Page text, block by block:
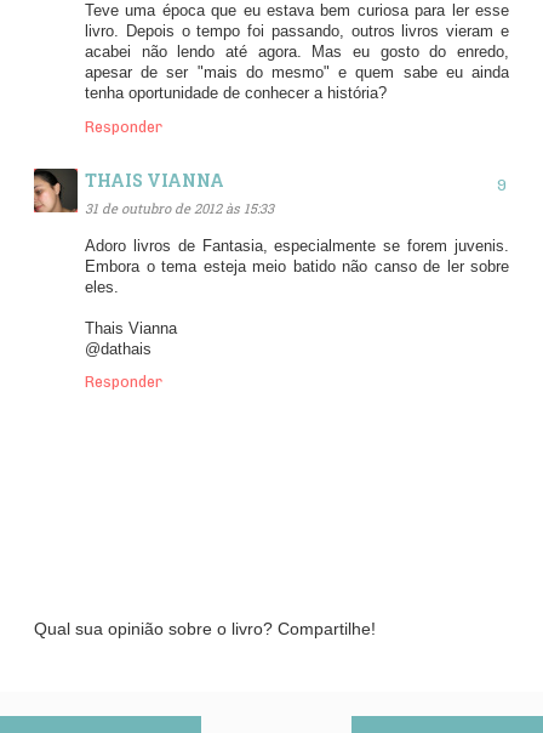
Teve uma época que eu estava bem curiosa para ler esse
livro. Depois o tempo foi passando, outros livros vieram e
acabei não lendo até agora. Mas eu gosto do enredo,
apesar de ser "mais do mesmo" e quem sabe eu ainda
tenha oportunidade de conhecer a história?
Responder
THAIS VIANNA
31 de outubro de 2012 às 15:33
Adoro livros de Fantasia, especialmente se forem juvenis.
Embora o tema esteja meio batido não canso de ler sobre
eles.
Thais Vianna
@dathais
Responder
Qual sua opinião sobre o livro? Compartilhe!